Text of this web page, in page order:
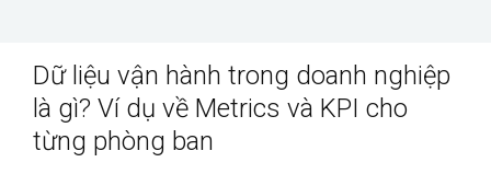
Dữ liệu vận hành trong doanh nghiệp
là gì? Ví dụ về Metrics và KPI cho
từng phòng ban